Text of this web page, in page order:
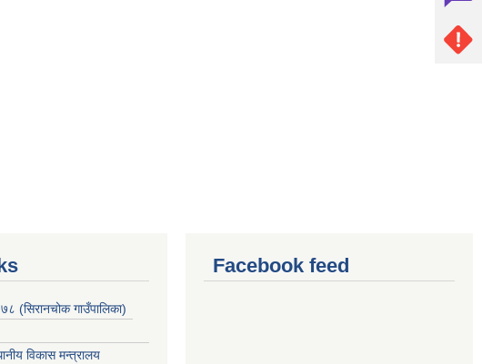
(सिरानचोक गाउँपालिका)
विकास मन्त्रालय
Facebook feed